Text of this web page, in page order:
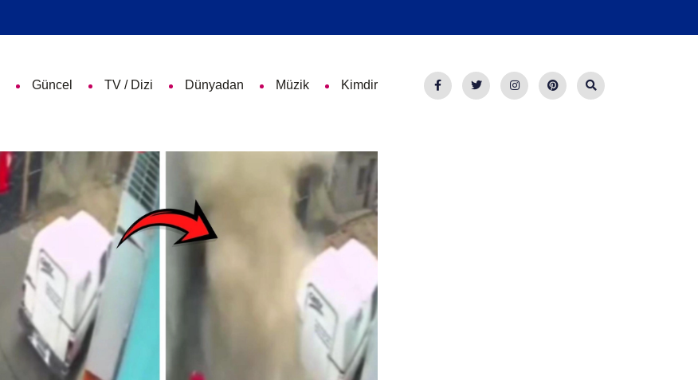
Güncel TV / Dizi Dünyadan Müzik Kimdir